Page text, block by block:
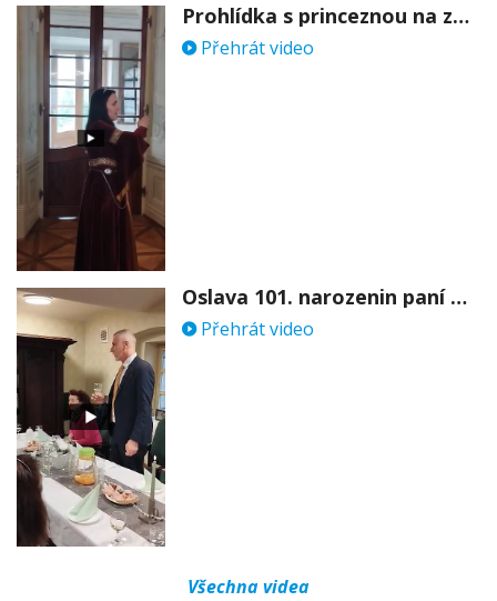
Prohlídka s princeznou na zámku Stekník
Přehrát video
Oslava 101. narozenin paní Věry Skořepové
Přehrát video
Všechna videa